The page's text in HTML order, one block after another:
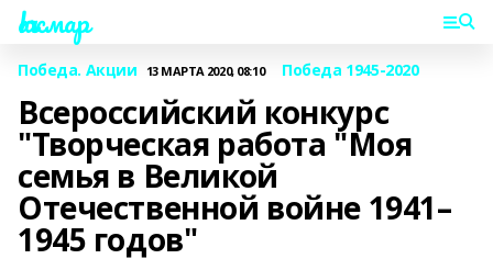
Һаҡмар
Победа. Акции 13 МАРТА 2020, 08:10 Победа 1945-2020
Всероссийский конкурс
"Творческая работа "Моя
семья в Великой
Отечественной войне 1941–
1945 годов"